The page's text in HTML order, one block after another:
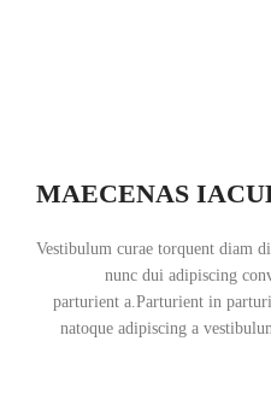
MAECENAS
Vestibulum curae torquent diam
nunc dui adipiscing
parturient a.Parturient in
natoque adipiscing a